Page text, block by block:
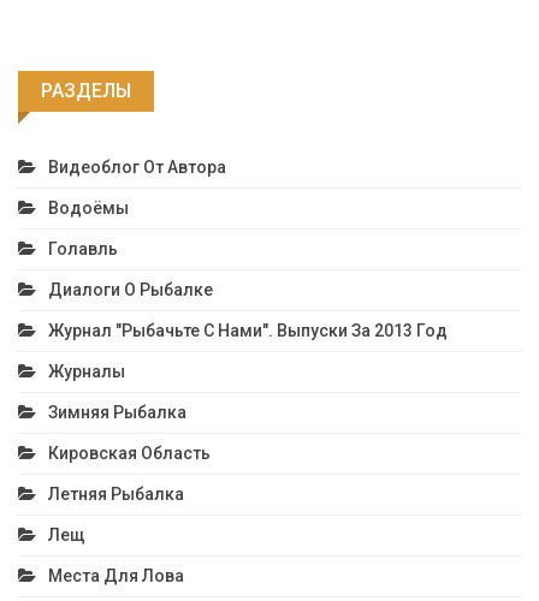
РАЗДЕЛЫ
Видеоблог От Автора
Водоёмы
Голавль
Диалоги О Рыбалке
Журнал "Рыбачьте С Нами". Выпуски За 2013 Год
Журналы
Зимняя Рыбалка
Кировская Область
Летняя Рыбалка
Лещ
Места Для Лова